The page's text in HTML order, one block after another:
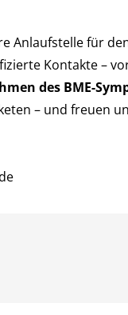
Anlaufstelle für
Kontakte –
des
– und freuen